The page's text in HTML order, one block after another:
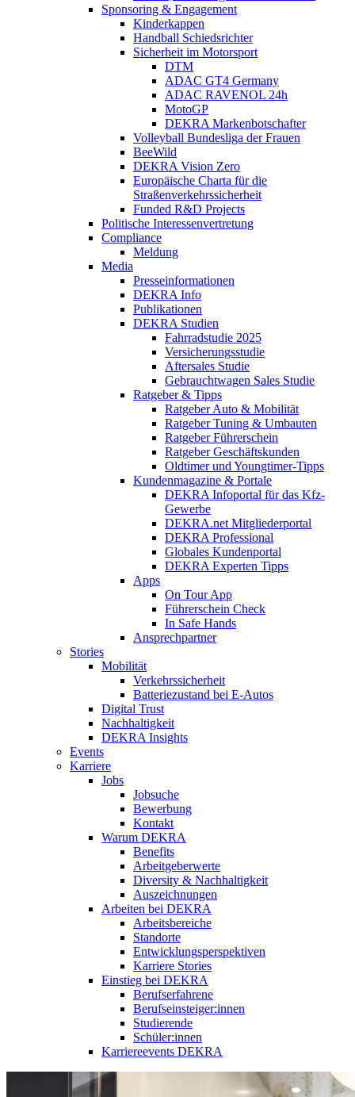
Sponsoring & Engagement
Kinderkappen
Handball Schiedsrichter
Sicherheit im Motorsport
DTM
ADAC GT4 Germany
ADAC RAVENOL 24h
MotoGP
DEKRA Markenbotschafter
Volleyball Bundesliga der Frauen
BeeWild
DEKRA Vision Zero
Europäische Charta für die
Straßenverkehrssicherheit
Funded R&D Projects
Politische Interessenvertretung
Compliance
Meldung
Media
Presseinformationen
DEKRA Info
Publikationen
DEKRA Studien
Fahrradstudie 2025
Versicherungsstudie
Aftersales Studie
Gebrauchtwagen Sales Studie
Ratgeber & Tipps
Ratgeber Auto & Mobilität
Ratgeber Tuning & Umbauten
Ratgeber Führerschein
Ratgeber Geschäftskunden
Oldtimer und Youngtimer-Tipps
Kundenmagazine & Portale
DEKRA Infoportal für das Kfz-
Gewerbe
DEKRA.net Mitgliederportal
DEKRA Professional
Globales Kundenportal
DEKRA Experten Tipps
Apps
On Tour App
Führerschein Check
In Safe Hands
Ansprechpartner
Stories
Mobilität
Verkehrssicherheit
Batteriezustand bei E-Autos
Digital Trust
Nachhaltigkeit
DEKRA Insights
Events
Karriere
Jobs
Jobsuche
Bewerbung
Kontakt
Warum DEKRA
Benefits
Arbeitgeberwerte
Diversity & Nachhaltigkeit
Auszeichnungen
Arbeiten bei DEKRA
Arbeitsbereiche
Standorte
Entwicklungsperspektiven
Karriere Stories
Einstieg bei DEKRA
Berufserfahrene
Berufseinsteiger:innen
Studierende
Schüler:innen
Karriereevents DEKRA